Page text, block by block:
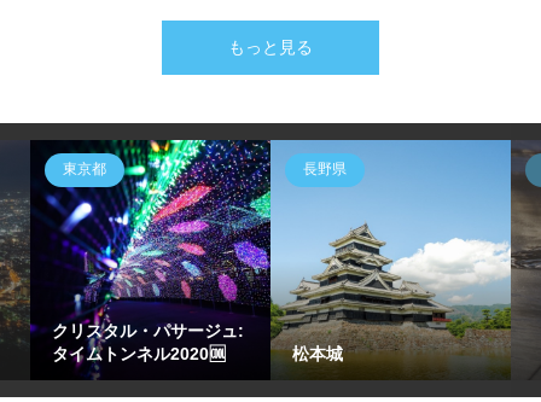
もっと見る
東京都
クリスタル・パサージュ:
タイムトンネル2020🆒
長野県
松本城